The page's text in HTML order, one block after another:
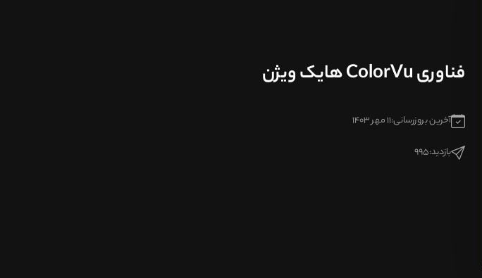
فناوری ColorVu هایک ویژن
آخرین بروزرسانی:11 مهر 1403
بازدید:995